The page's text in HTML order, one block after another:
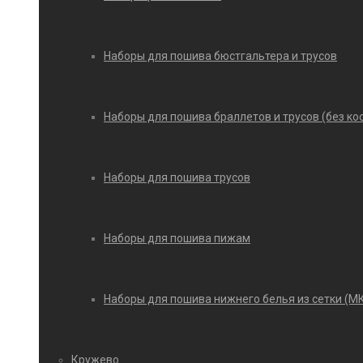
Наборы для пошива бюстгальтера и трусов
Наборы для пошива браллетов и трусов (без
Наборы для пошива трусов
Наборы для пошива пижам
Наборы для пошива нижнего белья из сетки
Кружево